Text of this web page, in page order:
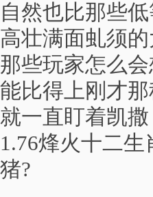
自然也比那些
高壮满面虬须
那些玩家怎么
能比得上刚才
就一直盯着凯
1.76烽火十二
猪?